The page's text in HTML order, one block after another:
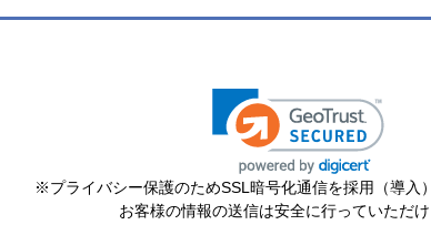
※プライバシー保護のためSSL暗号化通信を採用（導入
お客様の情報の送信は安全に行っていただけ